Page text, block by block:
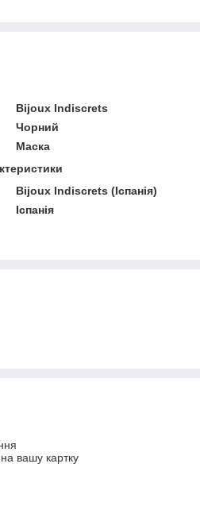
Bijoux Indiscrets
Чорний
Маска
Bijoux Indiscrets (Іспанія)
Іспанія
вашу картку